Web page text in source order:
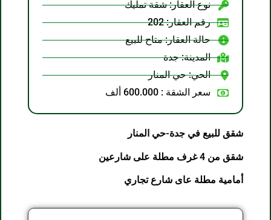
نوع العقار: شقة تمليك
رقم العقار: 202
حالة العقار: متاح للبيع
المدينة:جدة
الحي:حي المنار
سعر الشقة : 600.000 ألف
شقق للبيع في جدة-حي المنار
شقق من 4 غرف مطلة على شارعين
أمامية مطلة عاى شارع تجاري